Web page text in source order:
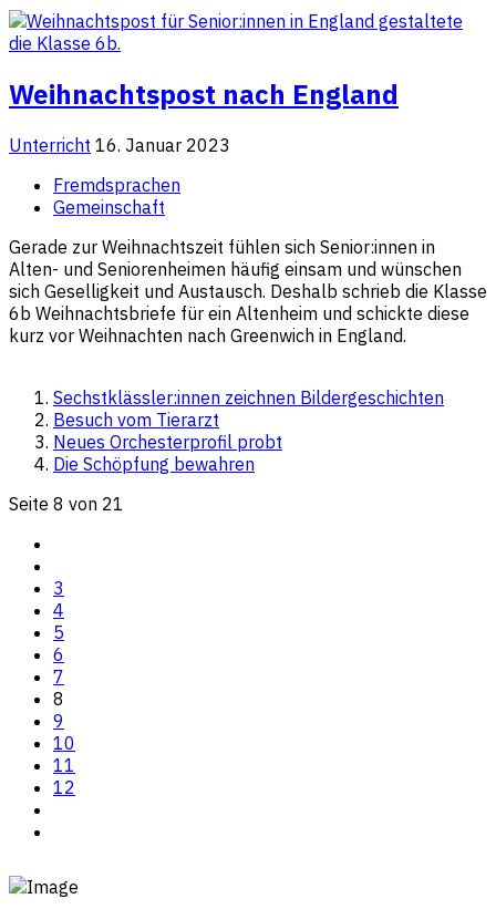
Weihnachtspost nach England
Unterricht 16. Januar 2023
Fremdsprachen
Gemeinschaft
Gerade zur Weihnachtszeit fühlen sich Senior:innen in
Alten- und Seniorenheimen häufig einsam und wünschen
sich Geselligkeit und Austausch. Deshalb schrieb die Klasse
6b Weihnachtsbriefe für ein Altenheim und schickte diese
kurz vor Weihnachten nach Greenwich in England.
Sechstklässler:innen zeichnen Bildergeschichten
Besuch vom Tierarzt
Neues Orchesterprofil probt
Die Schöpfung bewahren
Seite 8 von 21
3
4
5
6
7
8
9
10
11
12